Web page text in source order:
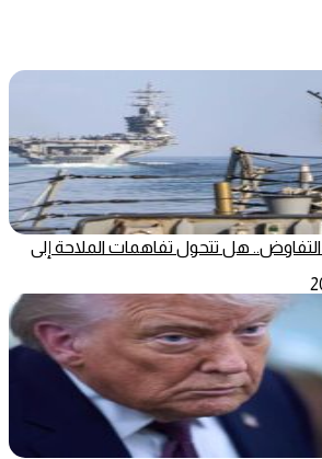
هل تتحول تفاهمات الملاحة إلى